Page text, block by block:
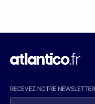
RECEVEZ NOTRE NEWSLETTER